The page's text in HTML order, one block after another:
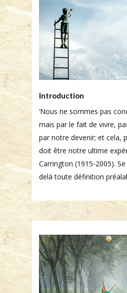
Introduction
‘Nous ne sommes pas
mais par le fait de vivre,
par notre devenir; et cela,
doit être notre ultime
Carrington (1915-2005).
delà toute définition